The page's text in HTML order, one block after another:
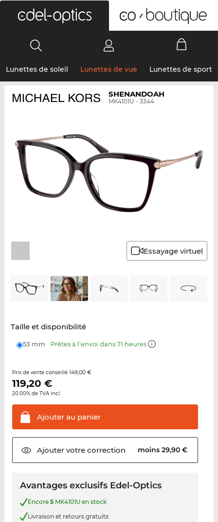
Lunettes de soleil Lunettes de vue Lunettes de sport
SHENANDOAH
MK4101U - 3344
Essayage virtuel
Taille et disponibilité
53 mm Prêtes à l'envoi dans 71 heures
Prix de vente conseillé 149,00 €
119,20 €
20.00% de TVA incl.
Ajouter au panier
Ajouter votrecorrection moins 29,90 €
Avantages exclusifs Edel-Optics
Encore 5MK4101U en stock
Livraison et retours gratuits